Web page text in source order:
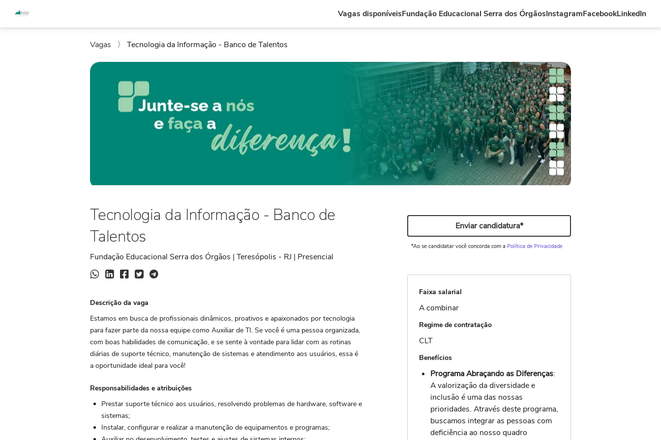
Vagas disponíveisFundação Educacional Serra dos ÓrgãosInstagramFacebookLinkedIn
Vagas 〉 Tecnologia da Informação - Banco de Talentos
Tecnologia da Informação - Banco de
Talentos
Fundação Educacional Serra dos Órgãos | Teresópolis - RJ | Presencial
Descrição da vaga
Estamos em busca de profissionais dinâmicos, proativos e apaixonados por tecnologia
para fazer parte da nossa equipe como Auxiliar de TI. Se você é uma pessoa organizada,
com boas habilidades de comunicação, e se sente à vontade para lidar com as rotinas
diárias de suporte técnico, manutenção de sistemas e atendimento aos usuários, essa é
a oportunidade ideal para você!
Responsabilidades e atribuições
Prestar suporte técnico aos usuários, resolvendo problemas de hardware, software e
sistemas;
Instalar, configurar e realizar a manutenção de equipamentos e programas;
Enviar candidatura*
*Ao se candidatar você concorda com a Política de Privacidade
Faixa salarial
A combinar
Regime de contratação
CLT
Benefícios
Programa Abraçando as Diferenças:
A valorização da diversidade e
inclusão é uma das nossas
prioridades. Através deste programa,
buscamos integrar as pessoas com
deficiência ao nosso quadro